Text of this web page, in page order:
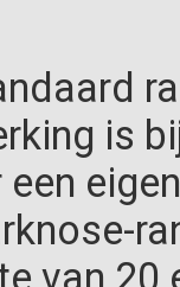
is
een
van 20